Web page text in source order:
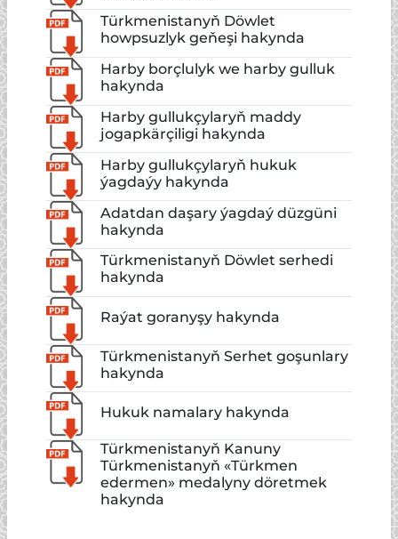
Türkmenistanyň Döwlet
howpsuzlyk geňeşi hakynda
Harby borçlulyk we harby gulluk
hakynda
Harby gullukçylaryň maddy
jogapkärçiligi hakynda
Harby gullukçylaryň hukuk
ýagdaýy hakynda
Adatdan daşary ýagdaý düzgüni
hakynda
Türkmenistanyň Döwlet serhedi
hakynda
Raýat goranyşy hakynda
Türkmenistanyň Serhet goşunlary
hakynda
Hukuk namalary hakynda
Türkmenistanyň Kanuny
Türkmenistanyň «Türkmen
edermen» medalyny döretmek
hakynda